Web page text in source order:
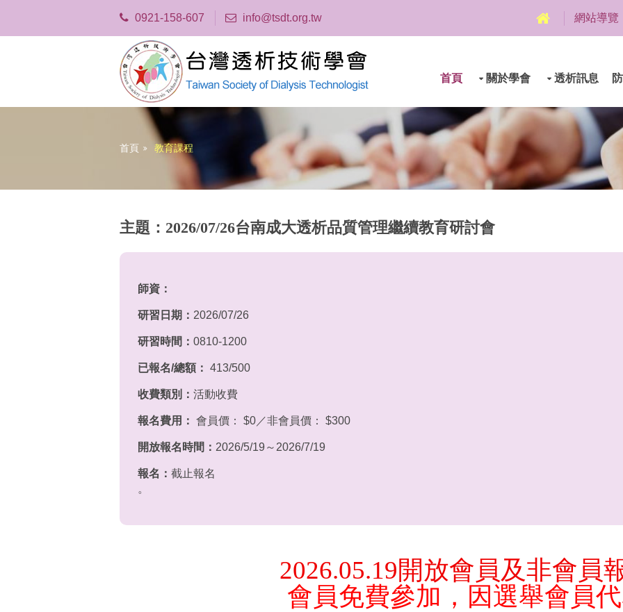
0921-158-607 info@tsdt.org.tw 網站導覽
首頁 關於學會 透析訊息
首頁 教育課程
主題：2026/07/26台南成大透析品質管理繼續教育研討會
師資：
研習日期： 2026/07/26
研習時間： 0810-1200
已報名/總額： 413/500
收費類別： 活動收費
報名費用： 會員價： $0／非會員價： $300
開放報名時間： 2026/5/19～2026/7/19
報名： 截止報名
。
2026.05.19開放會員及非會員
會員免費參加，因選舉會員